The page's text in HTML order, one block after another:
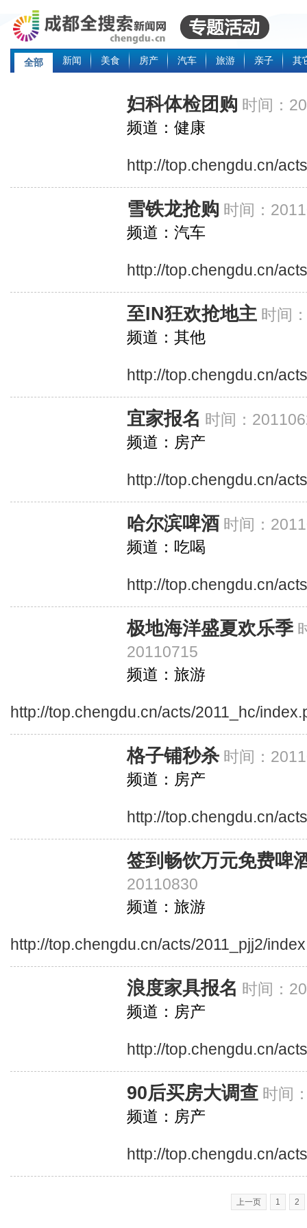
全部 新闻 美食 房产 汽车 旅游 亲子 其
妇科体检团购 时间：
频道：健康
http://top.chengdu.cn/
雪铁龙抢购 时间：
频道：汽车
http://top.chengdu.cn/
至IN狂欢抢地主 时间
频道：其他
http://top.chengdu.cn/
宜家报名 时间：
频道：房产
http://top.chengdu.cn/
哈尔滨啤酒 时间：
频道：吃喝
http://top.chengdu.cn/
极地海洋盛夏欢乐季
20110715
频道：旅游
http://top.chengdu.cn/acts/2011_hc/
格子铺秒杀 时间：
频道：房产
http://top.chengdu.cn/
签到畅饮万元免费啤
20110830
频道：旅游
http://top.chengdu.cn/acts/2011_pjj2/
浪度家具报名 时间：
频道：房产
http://top.chengdu.cn/
90后买房大调查 时间
频道：房产
http://top.chengdu.cn/
上一页 1 2